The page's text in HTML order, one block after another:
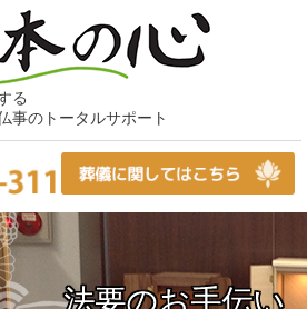
る
のトータルサポート